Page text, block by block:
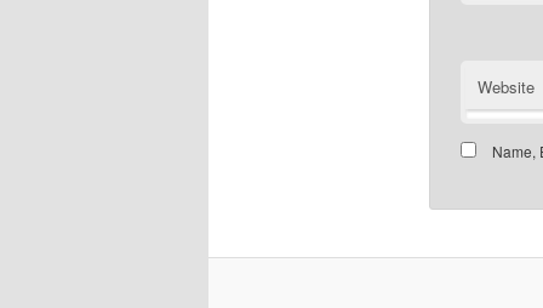
Website
Name,